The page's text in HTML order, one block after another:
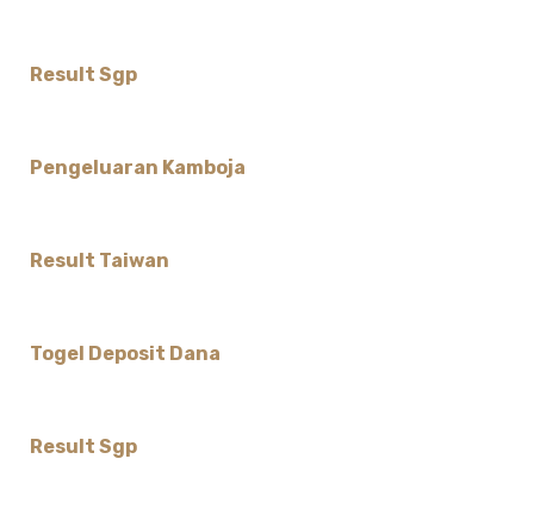
Result Sgp
Pengeluaran Kamboja
Result Taiwan
Togel Deposit Dana
Result Sgp